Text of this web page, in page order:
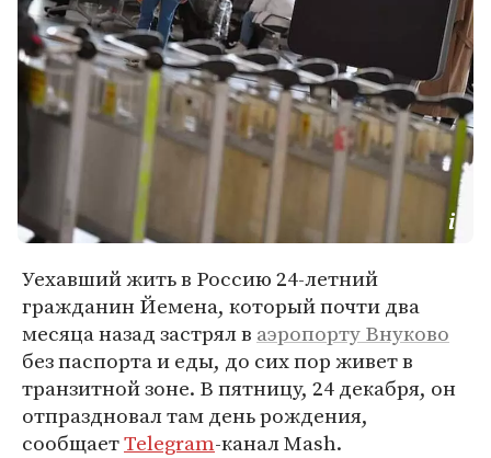
Уехавший жить в Россию 24-летний
гражданин Йемена, который почти два
месяца назад застрял в аэропорту Внуково
без паспорта и еды, до сих пор живет в
транзитной зоне. В пятницу, 24 декабря, он
отпраздновал там день рождения,
сообщаетTelegram-канал Mash.